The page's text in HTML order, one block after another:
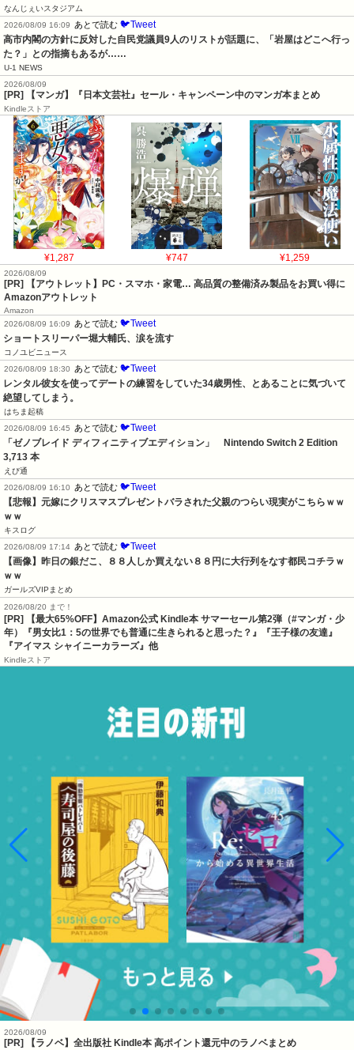
なんじぇいスタジアム
2026/08/09 16:09
あとで読む 🐦Tweet
高市内閣の方針に反対した自民党議員9人のリストが話題に、「岩屋はどこへ行っ
た？」との指摘もあるが……
U-1 NEWS
2026/08/09
[PR] 【マンガ】『日本文芸社』セール・キャンペーン中のマンガ本まとめ
Kindleストア
¥1,287 ¥747 ¥1,259
2026/08/09
[PR] 【アウトレット】PC・スマホ・家電… 高品質の整備済み製品をお買い得に
Amazonアウトレット
Amazon
2026/08/09 16:09
あとで読む 🐦Tweet
ショートスリーパー堀大輔氏、涙を流す
コノユビニュース
2026/08/09 18:30
あとで読む 🐦Tweet
レンタル彼女を使ってデートの練習をしていた34歳男性、とあることに気づいて
絶望してしまう。
はちま起稿
2026/08/09 16:45
あとで読む 🐦Tweet
「ゼノブレイド ディフィニティブエディション」　Nintendo Switch 2 Edition
3,713 本
えび通
2026/08/09 16:10
あとで読む 🐦Tweet
【悲報】元嫁にクリスマスプレゼントバラされた父親のつらい現実がこちらｗｗ
ｗｗ
キスログ
2026/08/09 17:14 あとで読む 🐦Tweet
【画像】昨日の銀だこ、８８人しか買えない８８円に大行列をなす都民コチラｗ
ｗｗ
ガールズVIPまとめ
2026/08/20 まで！
[PR]
【最大65%OFF】Amazon公式 Kindle本 サマーセール第2弾（#マンガ・少
年）『男女比1：5の世界でも普通に生きられると思った？』『王子様の友達』
『アイマス シャイニーカラーズ』他
Kindleストア
2026/08/09
[PR] 【ラノベ】全出版社 Kindle本 高ポイント還元中のラノベまとめ